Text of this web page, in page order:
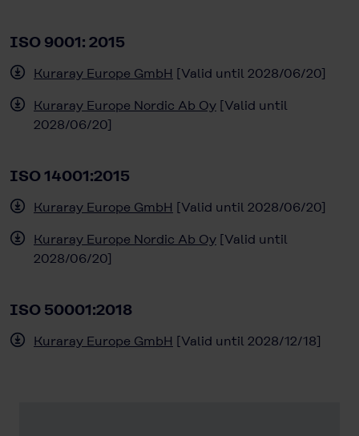
ISO 9001: 2015
Kuraray Europe GmbH [Valid until 2028/06/20]
Kuraray Europe Nordic Ab Oy [Valid until
2028/06/20]
ISO 14001:2015
Kuraray Europe GmbH [Valid until 2028/06/20]
Kuraray Europe Nordic Ab Oy [Valid until
2028/06/20]
ISO 50001:2018
Kuraray Europe GmbH [Valid until 2028/12/18]